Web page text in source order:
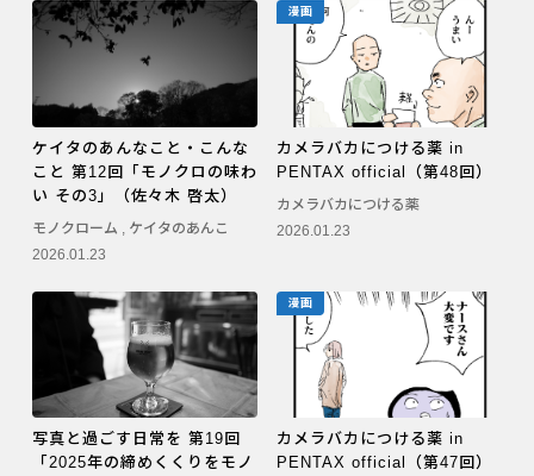
ケイタのあんなこと・こんな
こと 第12回「モノクロの味わ
い その3」（佐々木 啓太）
モノクローム
ケイタのあんこ
2026.01.23
漫画
カメラバカにつける薬 in
PENTAX official（第48回）
カメラバカにつける薬
2026.01.23
写真と過ごす日常を 第19回
「2025年の締めくくりをモノ
漫画
カメラバカにつける薬 in
PENTAX official（第47回）